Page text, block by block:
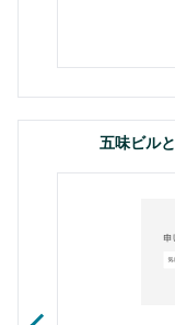
五味ビル